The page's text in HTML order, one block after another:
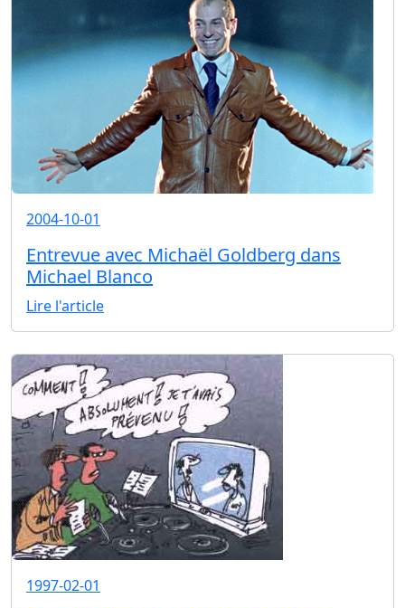
2004-10-01
Entrevue avec Michaël Goldberg dans
Michael Blanco
Lire l'article
1997-02-01